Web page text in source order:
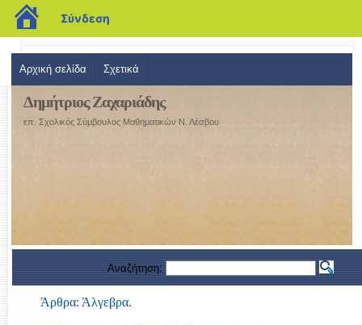
blogs.sch.gr
Σύνδεση
Αρχική σελίδα Σχετικά
Δημήτριος Ζαχαριάδης
επ. Σχολικός Σύμβουλος Μαθηματικών Ν. Λέσβου
Αναζήτηση:
Άρθρα: Άλγεβρα.